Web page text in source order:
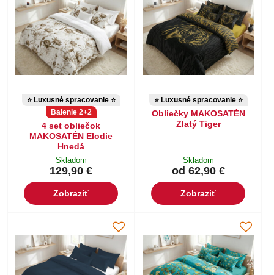
⭐ Luxusné spracovanie ⭐
Balenie 2+2
4 set obliečok
MAKOSATÉN Elodie
Hnedá
Skladom
129,90 €
Zobraziť
⭐ Luxusné spracovanie ⭐
Obliečky MAKOSATÉN
Zlatý Tiger
Skladom
od 62,90 €
Zobraziť